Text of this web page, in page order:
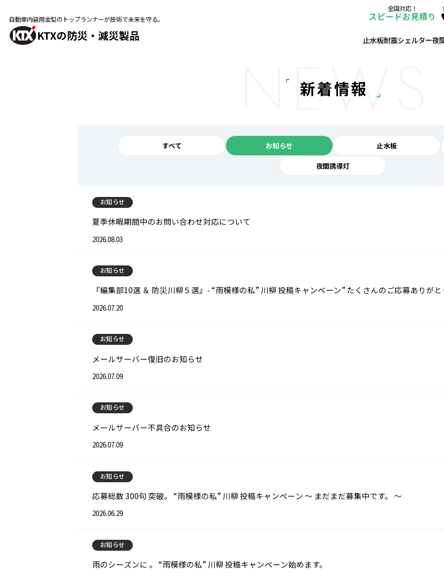
自動車内装用金型のトップランナーが技術で未来を守る。
KTXの防災・減災製品
全国対応！
スピードお見積り
止水板耐震シェルター夜
NEWS
新着情報
すべて お知らせ 止水板
夜間誘導灯
お知らせ
夏季休暇期間中のお問い合わせ対応について
2026.08.03
お知らせ
『編集部10選 ＆ 防災川柳５選』- “雨模様の私” 川柳 投稿キャンペーン” たくさんのご応募ありがと
2026.07.20
お知らせ
メールサーバー復旧のお知らせ
2026.07.09
お知らせ
メールサーバー不具合のお知らせ
2026.07.09
お知らせ
応募総数 300句 突破。 “雨模様の私” 川柳 投稿キャンペーン ～ まだまだ募集中です。 ～
2026.06.29
お知らせ
雨のシーズンに 。 “雨模様の私” 川柳 投稿キャンペーン始めます。